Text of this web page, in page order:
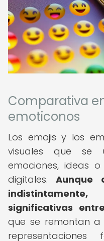
Comparativa
emoticonos
Los emojis y los
visuales que se
emociones, ideas
digitales.Aunque
significativas
que se remontan a